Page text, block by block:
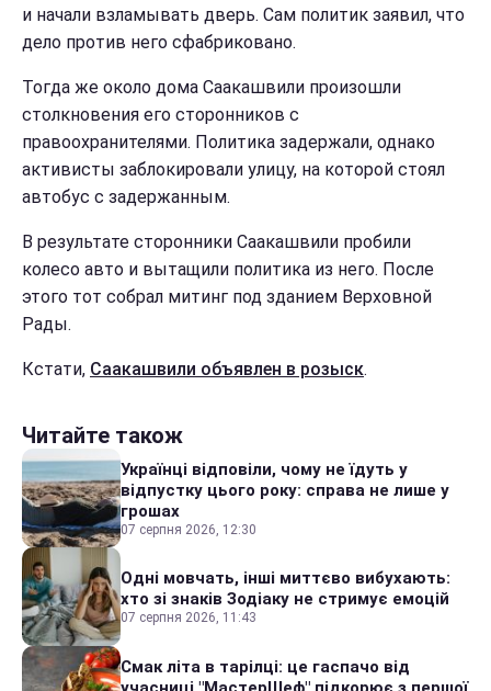
и начали взламывать дверь. Сам политик заявил, что
дело против него сфабриковано.
Тогда же около дома Саакашвили произошли
столкновения его сторонников с
правоохранителями. Политика задержали, однако
активисты заблокировали улицу, на которой стоял
автобус с задержанным.
В результате сторонники Саакашвили пробили
колесо авто и вытащили политика из него. После
этого тот собрал митинг под зданием Верховной
Рады.
Кстати, Саакашвили объявлен в розыск.
Читайте також
Українці відповіли, чому не їдуть у
відпустку цього року: справа не лише у
грошах
07 серпня 2026, 12:30
Одні мовчать, інші миттєво вибухають:
хто зі знаків Зодіаку не стримує емоцій
07 серпня 2026, 11:43
Смак літа в тарілці: це гаспачо від